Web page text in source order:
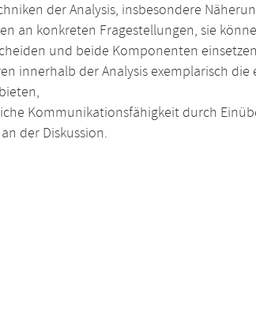
der Analysis, insbesondere
an konkreten Fragestellungen, sie
und beide Komponenten
innerhalb der Analysis exemplarisch die
Kommunikationsfähigkeit durch
der Diskussion.